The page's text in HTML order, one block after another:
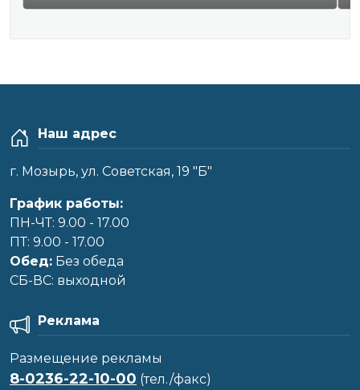
Наш адрес
г. Мозырь, ул. Советская, 19 "Б"
График работы:
ПН-ЧТ: 9.00 - 17.00
ПТ: 9.00 - 17.00
Обед: Без обеда
CБ-ВС: выходной
Реклама
Размещение рекламы
8-0236-22-10-00 (тел./факс)